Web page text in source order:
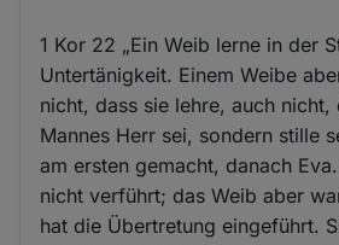
1 Kor 22 „Ein Weib lerne in der
Untertänigkeit. Einem Weibe
nicht, dass sie lehre, auch nicht,
Mannes Herr sei, sondern stille
am ersten gemacht, danach
nicht verführt; das Weib aber
hat die Übertretung eingeführt.